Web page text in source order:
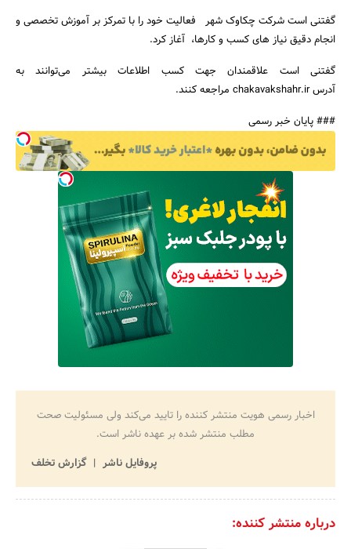
گفتنی است شرکت چکاوک شهر فعالیت خود را با تمرکز بر آموزش تخصصی و
انجام دقیق نیاز های کسب و کارها، آغاز کرد.
گفتنی است علاقمندان جهت کسب اطلاعات بیشتر می‌توانند به
آدرس chakavakshahr.ir مراجعه کنند.
### پایان خبر رسمی
اخبار رسمی هویت منتشر کننده را تایید می‌کند ولی مسئولیت صحت
مطلب منتشر شده بر عهده ناشر است.
پروفایل ناشر
گزارش تخلف
درباره منتشر کننده: